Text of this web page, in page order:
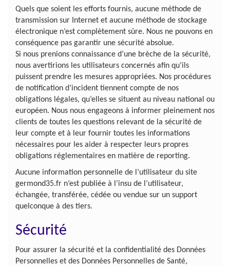
Quels que soient les efforts fournis, aucune méthode de
transmission sur Internet et aucune méthode de stockage
électronique n’est complètement sûre. Nous ne pouvons en
conséquence pas garantir une sécurité absolue.
Si nous prenions connaissance d’une brèche de la sécurité,
nous avertirions les utilisateurs concernés afin qu’ils
puissent prendre les mesures appropriées. Nos procédures
de notification d’incident tiennent compte de nos
obligations légales, qu’elles se situent au niveau national ou
européen. Nous nous engageons à informer pleinement nos
clients de toutes les questions relevant de la sécurité de
leur compte et à leur fournir toutes les informations
nécessaires pour les aider à respecter leurs propres
obligations réglementaires en matière de reporting.
Aucune information personnelle de l’utilisateur du site
germond35.fr n’est publiée à l’insu de l’utilisateur,
échangée, transférée, cédée ou vendue sur un support
quelconque à des tiers.
Sécurité
Pour assurer la sécurité et la confidentialité des Données
Personnelles et des Données Personnelles de Santé,